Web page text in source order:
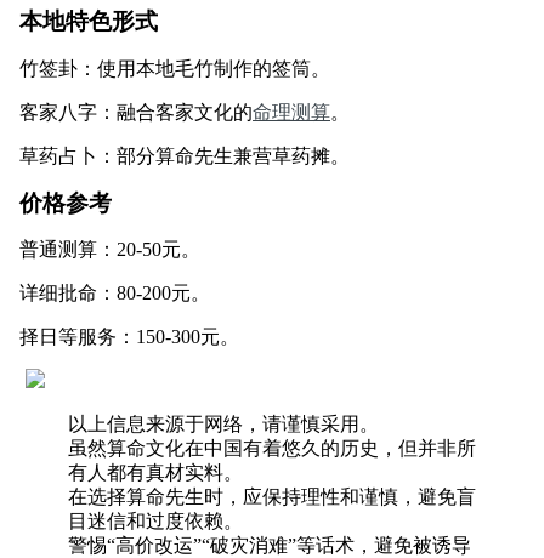
本地特色形式
竹签卦：使用本地毛竹制作的签筒。
客家八字：融合客家文化的命理测算。
草药占卜：部分算命先生兼营草药摊。
价格参考
普通测算：20-50元。
详细批命：80-200元。
择日等服务：150-300元。
以上信息来源于网络，请谨慎采用。
虽然算命文化在中国有着悠久的历史，但并非所
有人都有真材实料。
在选择算命先生时，应保持理性和谨慎，避免盲
目迷信和过度依赖。
警惕“高价改运”“破灾消难”等话术，避免被诱导